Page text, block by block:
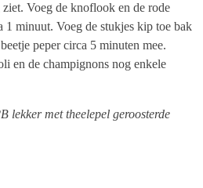
Voeg de knoflook en de rode
1 minuut. Voeg de stukjes kip toe bak
peper circa 5 minuten mee.
en de champignons nog enkele
lekker met theelepel geroosterde